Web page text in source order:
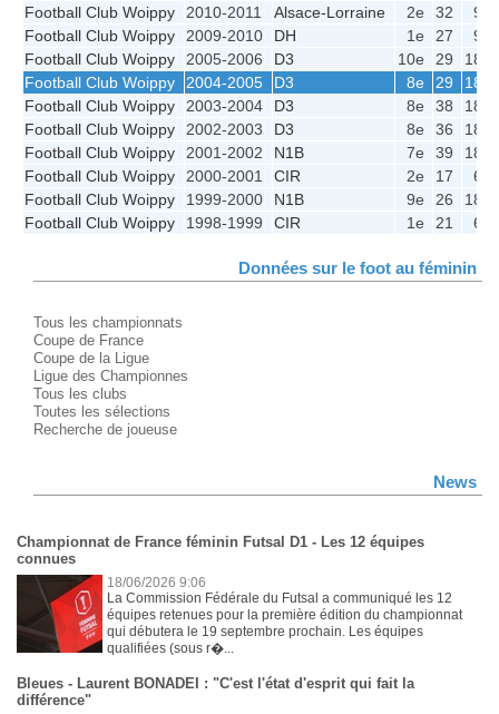
Football Club Woippy
2010-2011 Alsace-Lorraine 2e 32 9
Football Club Woippy
2009-2010 DH 1e 27 9
Football Club Woippy
2005-2006 D3 10e 29 18
Football Club Woippy
2004-2005 D3 8e 29 18
Football Club Woippy
2003-2004 D3 8e 38 18
Football Club Woippy
2002-2003 D3 8e 36 18
Football Club Woippy
2001-2002 N1B 7e 39 18
Football Club Woippy
2000-2001 CIR 2e 17 6
Football Club Woippy
1999-2000 N1B 9e 26 18
Football Club Woippy
1998-1999 CIR 1e 21 6
Données sur le foot au féminin
Tous les championnats
Coupe de France
Coupe de la Ligue
Ligue des Championnes
Tous les clubs
Toutes les sélections
Recherche de joueuse
News
Championnat de France féminin Futsal D1 - Les 12 équipes
connues
18/06/2026 9:06
La Commission Fédérale du Futsal a communiqué les 12
équipes retenues pour la première édition du championnat
qui débutera le 19 septembre prochain. Les équipes
qualifiées (sous r�...
Bleues - Laurent BONADEI : "C'est l'état d'esprit qui fait la
différence"